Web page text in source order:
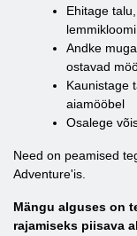
Ehitage
lemmikloomi
Andke
ostavad
Kaunistage
aiamööbel
Osalege
Need on peamised
Adventure'is.
Mängu alguses on
rajamiseks piisava